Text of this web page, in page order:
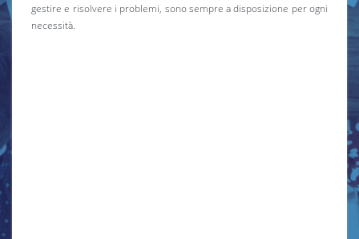
gestire e risolvere i problemi, sono sempre a disposizione per ogni
necessità.